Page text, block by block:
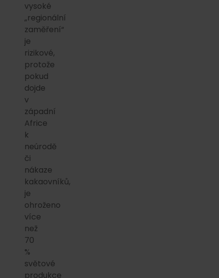
vysoké
„regionální
zaměření“
je
rizikové,
protože
pokud
dojde
v
západní
Africe
k
neúrodě
či
nákaze
kakaovníků,
je
ohroženo
více
než
70
%
světové
produkce